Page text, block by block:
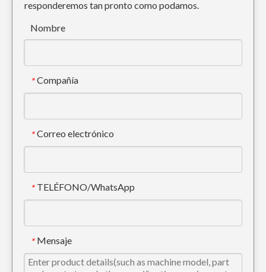
Diente de cubo forjado para excavadora Komatsu PC400 208-70-14152RC
Dientes del cubo del excavador del tigre de KOMATSU PC300 para dirigir 207-70-14151TL
responderemos tan pronto como podamos.
Nombre
* Compañía
* Correo electrónico
* TELÉFONO/WhatsApp
* Mensaje